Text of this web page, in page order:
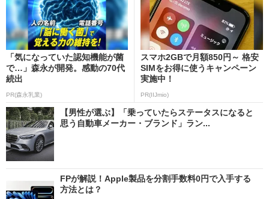
「気になっていた認知機能が菌
で…」森永が開発。感動の70代
続出
PR(森永乳業)
スマホ2GBで月額850円～ 格安
SIMをお得に使うキャンペーン
実施中！
PR(IIJmio)
【男性が選ぶ】「乗っていたらステータスになると
思う自動車メーカー・ブランド」ラン...
FPが解説！Apple製品を分割手数料0円で入手する
方法とは？